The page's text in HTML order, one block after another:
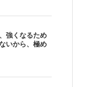
強くなるため
いから、極め